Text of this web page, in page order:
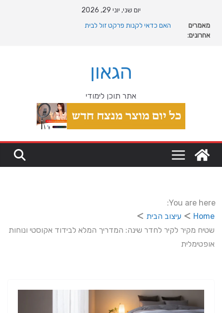
content
יום שני, יוני 29, 2026
מאמרים
אחרונים:
האם כדאי לקנות פרקט זול לבית
מה רוצה דונאלד טראמפ מגרינלנד: מהיסטוריה ויקינגית
הגאון
אתר תוכן לימודי
You are here:
Home
עיצוב הבית
שטיח מקיר לקיר לחדר שינה: המדריך המלא לבידוד אקוסטי ונוחות
אופטימלית